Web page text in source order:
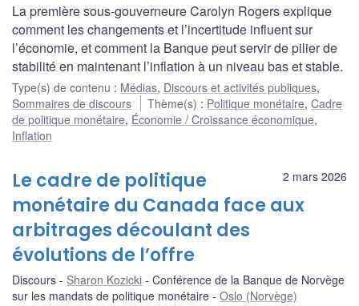
La première sous-gouverneure Carolyn Rogers explique
comment les changements et l’incertitude influent sur
l’économie, et comment la Banque peut servir de pilier de
stabilité en maintenant l’inflation à un niveau bas et stable.
Type(s) de contenu : Médias, Discours et activités publiques,
Sommaires de discours
Thème(s) : Politique monétaire,Cadre
de politique monétaire, Économie / Croissance économique,
Inflation
2 mars 2026
Le cadre de politique
monétaire du Canada face aux
arbitrages découlant des
évolutions de l’offre
Discours Sharon Kozicki
Conférence de la Banque de Norvège
sur les mandats de politique monétaire
Oslo (Norvège)